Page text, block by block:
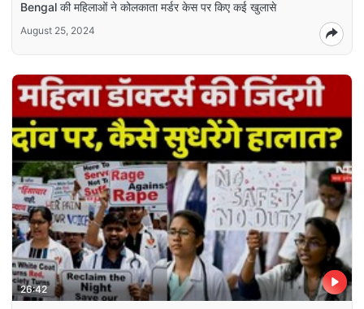
Bengal की महिलाओं ने कोलकाता मर्डर केस पर किए कई खुलासे
August 25, 2024
26:42